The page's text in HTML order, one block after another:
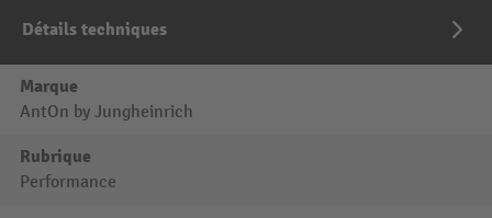
Détails techniques
Marque
AntOn by Jungheinrich
Rubrique
Performance